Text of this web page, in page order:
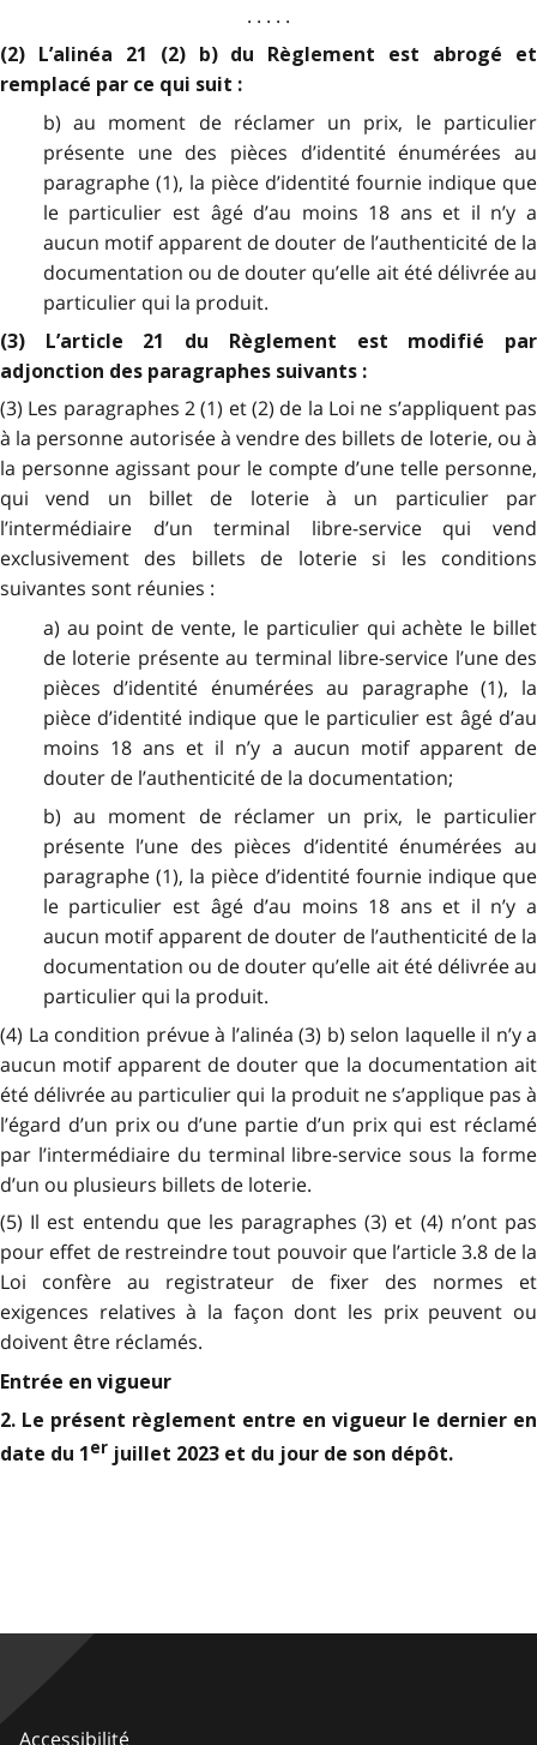
. . . . .
(2) L’alinéa 21 (2) b) du Règlement est abrogé et
remplacé par ce qui suit :
b) au moment de réclamer un prix, le particulier
présente une des pièces d’identité énumérées au
paragraphe (1), la pièce d’identité fournie indique que
le particulier est âgé d’au moins 18 ans et il n’y a
aucun motif apparent de douter de l’authenticité de la
documentation ou de douter qu’elle ait été délivrée au
particulier qui la produit.
(3) L’article 21 du Règlement est modifié par
adjonction des paragraphes suivants :
(3) Les paragraphes 2 (1) et (2) de la Loi ne s’appliquent pas
à la personne autorisée à vendre des billets de loterie, ou à
la personne agissant pour le compte d’une telle personne,
qui vend un billet de loterie à un particulier par
l’intermédiaire d’un terminal libre-service qui vend
exclusivement des billets de loterie si les conditions
suivantes sont réunies :
a) au point de vente, le particulier qui achète le billet
de loterie présente au terminal libre-service l’une des
pièces d’identité énumérées au paragraphe (1), la
pièce d’identité indique que le particulier est âgé d’au
moins 18 ans et il n’y a aucun motif apparent de
douter de l’authenticité de la documentation;
b) au moment de réclamer un prix, le particulier
présente l’une des pièces d’identité énumérées au
paragraphe (1), la pièce d’identité fournie indique que
le particulier est âgé d’au moins 18 ans et il n’y a
aucun motif apparent de douter de l’authenticité de la
documentation ou de douter qu’elle ait été délivrée au
particulier qui la produit.
(4) La condition prévue à l’alinéa (3) b) selon laquelle il n’y a
aucun motif apparent de douter que la documentation ait
été délivrée au particulier qui la produit ne s’applique pas à
l’égard d’un prix ou d’une partie d’un prix qui est réclamé
par l’intermédiaire du terminal libre-servicesous la forme
d’un ou plusieurs billets de loterie.
(5) Il est entendu que les paragraphes (3) et (4) n’ont pas
pour effet de restreindre tout pouvoir que l’article 3.8 de la
Loi confère au registrateur de fixer des normes et
exigences relatives à la façon dont les prix peuvent ou
doivent être réclamés.
Entrée en vigueur
2. Le présent règlement entre en vigueur le dernier en
date du 1 er juillet 2023 et du jour de son dépôt.
Accessibilité